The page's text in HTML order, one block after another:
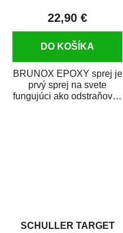
22,90 €
DO KOŠÍKA
BRUNOX EPOXY sprej je
prvý sprej na svete
fungujúci ako odstraňovač
SCHULLER TARGET